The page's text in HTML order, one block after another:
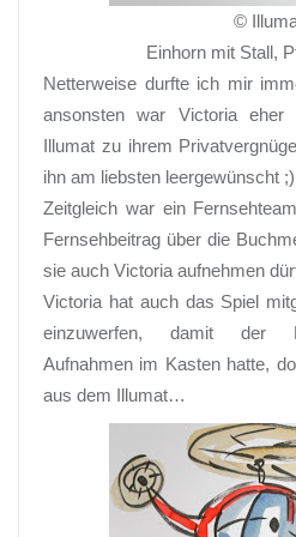
©
Einhorn mit Stall,
Netterweise durfte ich mir
ansonsten war Victoria
Illumat zu ihrem
ihn am liebsten leergewünscht ;)
Zeitgleich war ein
Fernsehbeitrag über die
sie auch Victoria aufnehmen
Victoria hat auch das Spiel
einzuwerfen, damit der
Aufnahmen im Kasten hatte,
aus dem Illumat…